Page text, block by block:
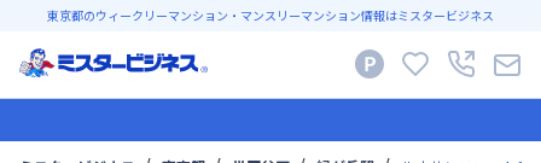
東京都のウィークリーマンション・マンスリーマンション情報はミスタービジネス